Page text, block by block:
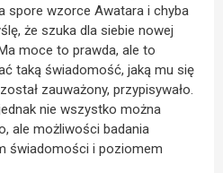
spore wzorce Awatara i chyba
że szuka dla siebie nowej
moce to prawda, ale to
taką świadomość, jaką mu się
zauważony, przypisywało.
nie wszystko można
ale możliwości badania
świadomości i poziomem